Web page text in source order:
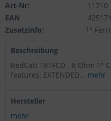
Art-Nr:
11710
EAN
Zusatzinfo:
1"
Beschreibung
RedCatt 181FCD - 8 Ohm 1"
features: EXTENDED... mehr
Hersteller
mehr